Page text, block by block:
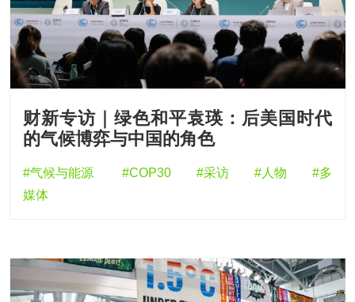
财新专访｜绿色和平袁瑛：后美国时代
的气候博弈与中国的角色
#气候与能源 #COP30 #采访 #人物
#多
媒体